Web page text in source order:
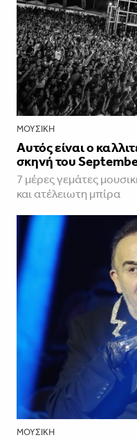
ΜΟΥΣΙΚΉ
Αυτός είναι ο
σκηνή του
7 μέρες γεμάτες
και ατέλειωτη μπίρα
ΜΟΥΣΙΚΉ